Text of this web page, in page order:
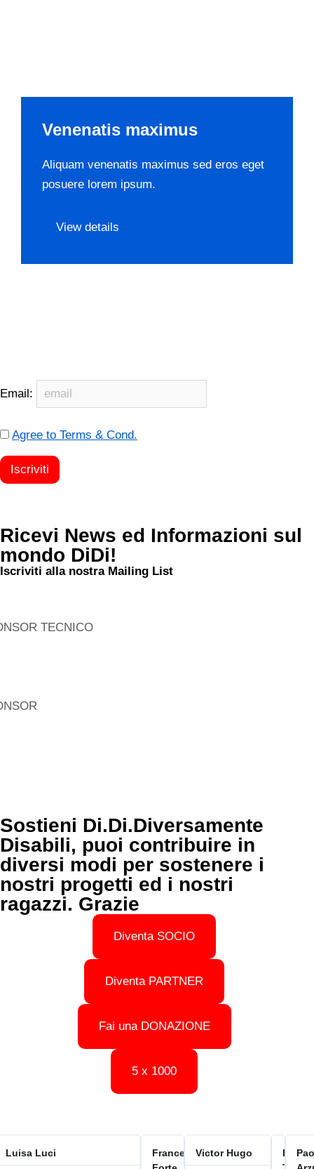
Venenatis maximus
Aliquam venenatis maximus sed eros eget
posuere lorem ipsum.
View details
Ricevi News ed Informazioni sul
mondo DiDi!
Iscriviti alla nostra Mailing List
Email:
Agree to Terms & Cond.
TECNICO
Sostieni Di.Di.Diversamente
Disabili, puoi contribuire in
diversi modi per sostenere i
nostri progetti ed i nostri
ragazzi. Grazie
Diventa SOCIO
Diventa PARTNER
Fai una DONAZIONE
5 x 1000
Luisa Luci
FrancescaVictor Hugo